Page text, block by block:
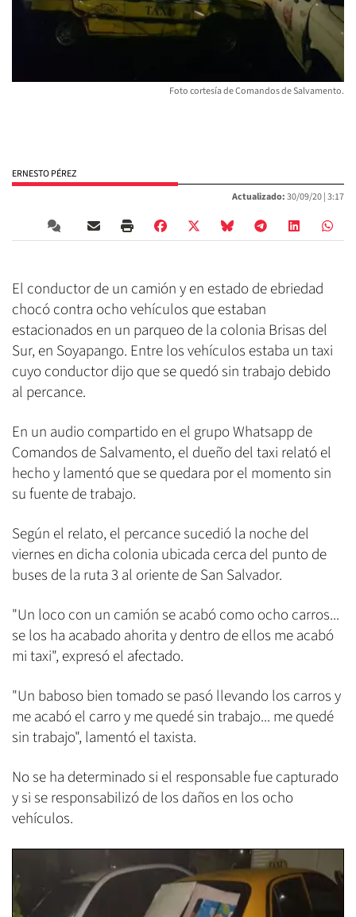
Foto cortesía de Comandos de Salvamento.
ERNESTO PÉREZ
Actualizado:30/09/20 |3:17
El conductor de un camión y en estado de ebriedad
chocó contra ocho vehículos que estaban
estacionados en un parqueo de la colonia Brisas del
Sur, en Soyapango. Entre los vehículos estaba un taxi
cuyo conductor dijo que se quedó sin trabajo debido
al percance.
En un audio compartido en el grupo Whatsapp de
Comandos de Salvamento, el dueño del taxi relató el
hecho y lamentó que se quedara por el momento sin
su fuente de trabajo.
Según el relato, el percance sucedió la noche del
viernes en dicha colonia ubicada cerca del punto de
buses de la ruta 3 al oriente de San Salvador.
"Un loco con un camión se acabó como ocho carros...
se los ha acabado ahorita y dentro de ellos me acabó
mi taxi", expresó el afectado.
"Un baboso bien tomado se pasó llevando los carros y
me acabó el carro y me quedé sin trabajo... me quedé
sin trabajo", lamentó el taxista.
No se ha determinado si el responsable fue capturado
y si se responsabilizó de los daños en los ocho
vehículos.